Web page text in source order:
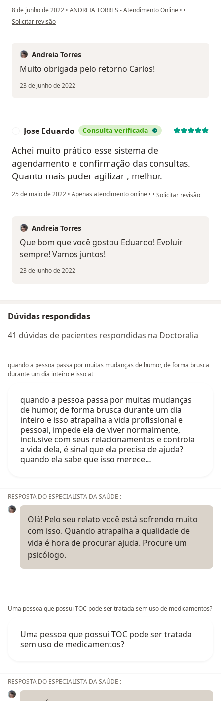
8 de junho de 2022 • ANDREIA TORRES - Atendimento Online • •
na opinião do utilizador Carlos
Solicitar revisão
Andreia Torres
Muito obrigada pelo retorno Carlos!
23 de junho de 2022
Jose Eduardo Consulta verificada
Achei muito prático esse sistema de
agendamento e confirmação das consultas.
Quanto mais puder agilizar , melhor.
25 de maio de 2022 • Apenas atendimento online • • na opinião do utilizador
Solicitar revisão
Andreia Torres
Que bom que você gostou Eduardo! Evoluir
sempre! Vamos juntos!
23 de junho de 2022
Dúvidas respondidas
41 dúvidas de pacientes respondidas na Doctoralia
quando a pessoa passa por muitas mudanças de humor, de forma brusca
durante um dia inteiro e isso at
quando a pessoa passa por muitas mudanças
de humor, de forma brusca durante um dia
inteiro e isso atrapalha a vida profissional e
pessoal, impede ela de viver normalmente,
inclusive com seus relacionamentos e controla
a vida dela, é sinal que ela precisa de ajuda?
quando ela sabe que isso merece…
RESPOSTA DO ESPECIALISTA DA SAÚDE :
Olá! Pelo seu relato você está sofrendo muito
com isso. Quando atrapalha a qualidade de
vida é hora de procurar ajuda. Procure um
psicólogo.
Uma pessoa que possui TOC pode ser tratada sem uso de medicamentos?
Uma pessoa que possui TOC pode ser tratada
sem uso de medicamentos?
RESPOSTA DO ESPECIALISTA DA SAÚDE :